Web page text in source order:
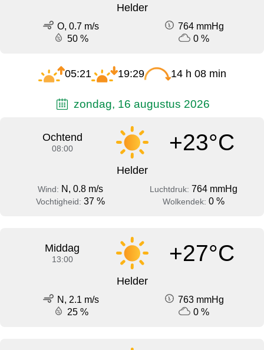
Helder
O, 0.7 m/s
764 mmHg
50 %
0 %
05:21 19:29 14 h 08 min
zondag, 16 augustus 2026
Ochtend
08:00 +23°C
Helder
Wind: N, 0.8 m/s Luchtdruk: 764 mmHg
Vochtigheid: 37 % Wolkendek: 0 %
Middag
13:00 +27°C
Helder
N, 2.1 m/s
763 mmHg
25 %
0 %